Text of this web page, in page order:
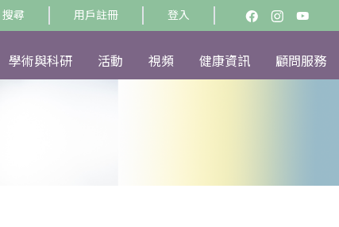
搜尋 用戶註冊 登入
學術與科研 活動 視頻 健康資訊 顧問服務